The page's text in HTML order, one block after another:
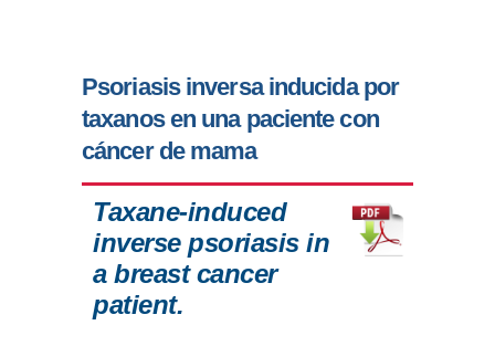
Psoriasis inversa inducida por
taxanos en una paciente con
cáncer de mama
Taxane-induced
inverse psoriasis in
a breast cancer
patient.